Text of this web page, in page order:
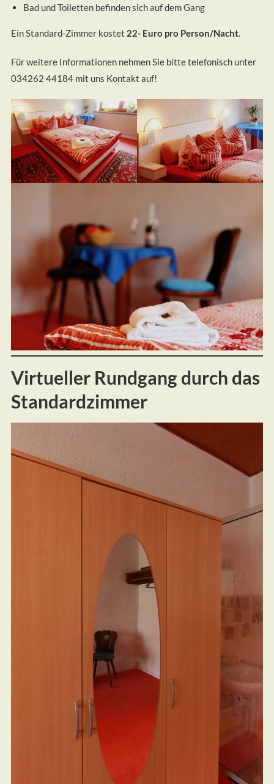
Bad und Toiletten befinden sich auf dem Gang
Ein Standard-Zimmer kostet 22- Euro pro Person/Nacht.
Für weitere Informationen nehmen Sie bitte telefonisch unter
034262 44184 mit uns Kontakt auf!
Virtueller Rundgang durch das
Standardzimmer